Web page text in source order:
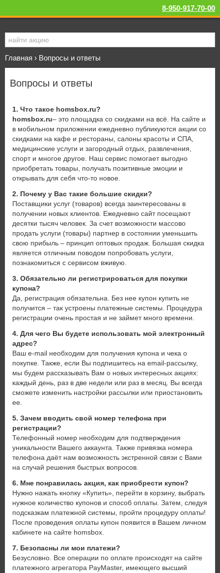
8-950-917-70-00
Главная › Вопросы и ответы
Вопросы и ответы
1. Что такое homsbox.ru?
homsbox.ru– это площадка со скидками на всё. На сайте и
в мобильном приложении ежедневно публикуются акции со
скидками на кафе и рестораны, салоны красоты и СПА,
медицинские услуги и загородный отдых, развлечения,
спорт и многое другое. Наш сервис помогает выгодно
приобретать товары, получать позитивные эмоции и
открывать для себя что-то новое.
2. Почему у Вас такие большие скидки?
Поставщики услуг (товаров) всегда заинтересованы в
получении новых клиентов. Ежедневно сайт посещают
десятки тысяч человек. За счет возможности массово
продать услуги (товары) партнер в состоянии уменьшить
свою прибыль – принцип оптовых продаж. Большая скидка
является отличным поводом попробовать услуги,
познакомиться с сервисом вживую.
3. Обязательно ли регистрироваться для покупки
купона?
Да, регистрация обязательна. Без нее купон купить не
получится – так устроены платежные системы. Процедура
регистрации очень простая и не займет много времени.
4. Для чего Вы будете использовать мой электронный
адрес?
Ваш e-mail необходим для получения купона и чека о
покупке. Также, если Вы подпишитесь на email-рассылку,
мы будем рассказывать Вам о новых интересных акциях:
каждый день, раз в две недели или раз в месяц. Вы всегда
сможете изменить настройки рассылки или приостановить
ее.
5. Зачем вводить свой номер телефона при
регистрации?
Телефонный номер необходим для подтверждения
уникальности Вашего аккаунта. Также привязка номера
телефона даёт нам возможность экстренной связи с Вами
на случай решения быстрых вопросов.
6. Мне понравилась акция, как приобрести купон?
Нужно нажать кнопку «Купить», перейти в корзину, выбрать
нужное количество купонов и способ оплаты. Затем, следуя
подсказкам платежной системы, пройти процедуру оплаты!
После проведения оплаты купон появится в Вашем личном
кабинете на сайте homsbox.
7. Безопасны ли мои платежи?
Безусловно. Все операции по оплате происходят на сайте
платежного агрегатора PayMaster, имеющего высший